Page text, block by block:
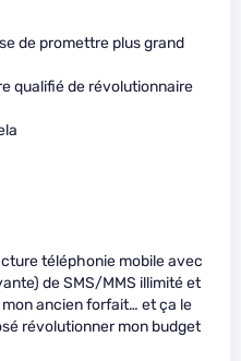
de promettre plus grand
qualifié de révolutionnaire
téléphonie mobile avec
de SMS/MMS illimité et
ancien forfait… et ça le
révolutionner mon budget